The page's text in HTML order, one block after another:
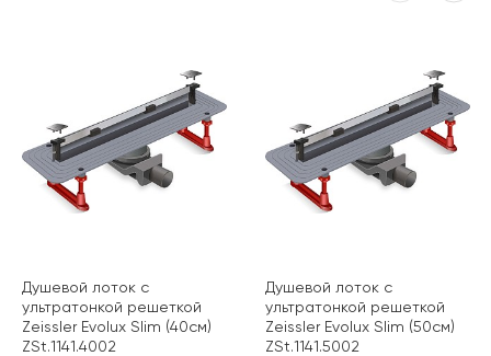
Душевой лоток с
ультратонкой решеткой
Zeissler Evolux Slim (40см)
ZSt.1141.4002
Душевой лоток с
ультратонкой решеткой
Zeissler Evolux Slim (50см)
ZSt.1141.5002